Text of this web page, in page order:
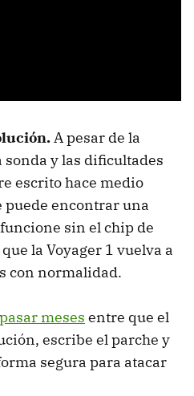
A pesar de la
sonda y las dificultades
escrito hace medio
puede encontrar una
sin el chip de
la Voyager 1 vuelva a
con normalidad.
meses entre que el
escribe el parche y
segura para atacar